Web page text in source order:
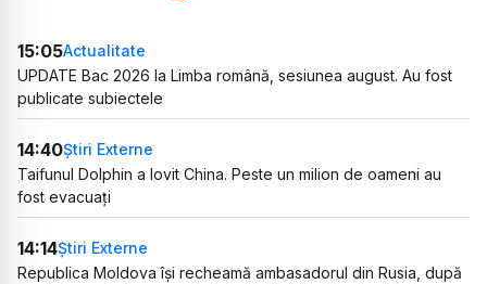
15:05Actualitate
UPDATE Bac 2026 la Limba română, sesiunea august. Au fost
publicate subiectele
14:40Știri Externe
Taifunul Dolphin a lovit China. Peste un milion de oameni au
fost evacuați
14:14Știri Externe
Republica Moldova își recheamă ambasadorul din Rusia, după